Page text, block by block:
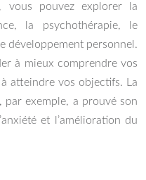
vous pouvez explorer la
la psychothérapie, le
développement personnel.
à mieux comprendre vos
atteindre vos objectifs. La
par exemple, a prouvé son
et l’amélioration du